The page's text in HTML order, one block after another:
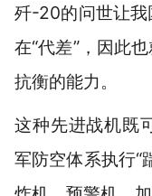
歼-20的问世让我
在“代差”，因此
抗衡的能力。
这种先进战机既
军防空体系执行“